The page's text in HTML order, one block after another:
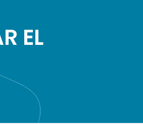
EL